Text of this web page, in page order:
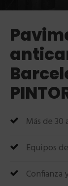
Más de
Equipos
Confianza